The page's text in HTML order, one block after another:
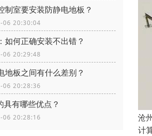
制室要安装防静电地板？
06 20:30:04
如何正确安装不出错？
06 20:29:48
地板之间有什么差别？
06 20:28:36
具有哪些优点？
06 20:28:16
沧
计